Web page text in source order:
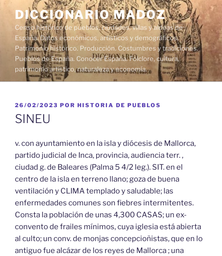
contenido
DICCIONARIO MADOZ
Censo histórico de pueblos, ciudades, villas y aldeas de
España. Datos económicos, artísticos y demográficos.
Patrimonio histórico. Producción. Costumbres y tradiciones.
Pueblos de España. Conocer España. Folclore, cultura,
patrimonio artístico, naturaleza y economía.
PUBLICADO
EL
26/02/2023 POR HISTORIA DE PUEBLOS
SINEU
v. con ayuntamiento en la isla y diócesis de Mallorca,
partido judicial de Inca, provincia, audiencia terr. ,
ciudad g. de Baleares (Palma 5 4/2 leg.). SIT. en el
centro de la isla en terreno llano; goza de buena
ventilación y CLIMA templado y saludable; las
enfermedades comunes son fiebres intermitentes.
Consta la población de unas 4,300 CASAS; un ex-
convento de frailes mínimos, cuya iglesia está abierta
al culto; un conv. de monjas concepcioñistas, que en lo
antiguo fue alcázar de los reyes de Mallorca ; una